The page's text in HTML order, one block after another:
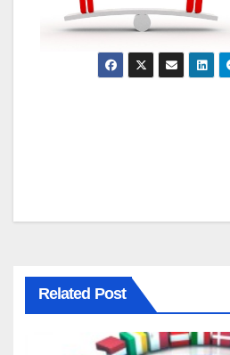
Related Post